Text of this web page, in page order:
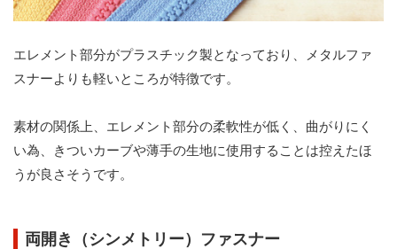
エレメント部分がプラスチック製となっており、メタルファ
スナーよりも軽いところが特徴です。
素材の関係上、エレメント部分の柔軟性が低く、曲がりにく
い為、きついカーブや薄手の生地に使用することは控えたほ
うが良さそうです。
両開き（シンメトリー）ファスナー